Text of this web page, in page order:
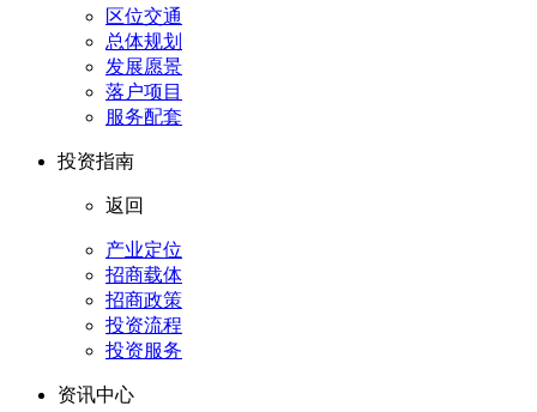
区位交通
总体规划
发展愿景
落户项目
服务配套
投资指南
返回
产业定位
招商载体
招商政策
投资流程
投资服务
资讯中心